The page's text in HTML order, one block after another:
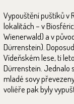
Vypouštění puštíků v
lokalitách – v
Wienerwald) a v
Dürrenstein).
Vídeňském lese, ti
Dürrenstein. Jednalo
mladé sovy
voliéře pak byly